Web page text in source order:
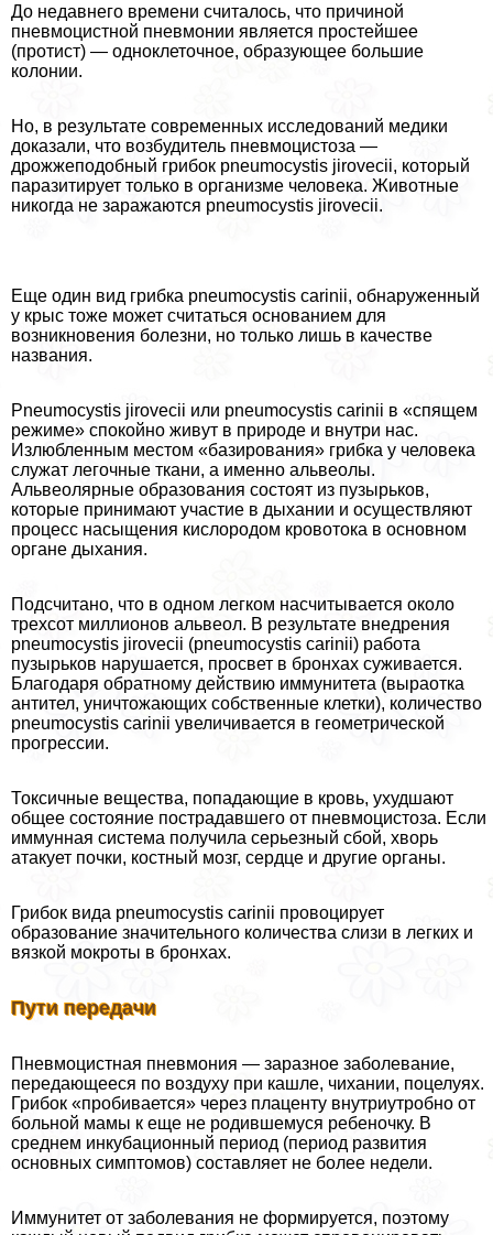
До недавнего времени считалось, что причиной
пневмоцистной пневмонии является простейшее
(протист) — одноклеточное, образующее большие
колонии.
Но, в результате современных исследований медики
доказали, что возбудитель пневмоцистоза —
дрожжеподобный грибок pneumocystis jirovecii, который
паразитирует только в организме человека. Животные
никогда не заражаются pneumocystis jirovecii.
Еще один вид грибка pneumocystis carinii, обнаруженный
у крыс тоже может считаться основанием для
возникновения болезни, но только лишь в качестве
названия.
Pneumocystis jirovecii или pneumocystis carinii в «спящем
режиме» спокойно живут в природе и внутри нас.
Излюбленным местом «базирования» грибка у человека
служат легочные ткани, а именно альвеолы.
Альвеолярные образования состоят из пузырьков,
которые принимают участие в дыхании и осуществляют
процесс насыщения кислородом кровотока в основном
органе дыхания.
Подсчитано, что в одном легком насчитывается около
трехсот миллионов альвеол. В результате внедрения
pneumocystis jirovecii (pneumocystis carinii) работа
пузырьков нарушается, просвет в бронхах суживается.
Благодаря обратному действию иммунитета (выраотка
антител, уничтожающих собственные клетки), количество
pneumocystis carinii увеличивается в геометрической
прогрессии.
Токсичные вещества, попадающие в кровь, ухудшают
общее состояние пострадавшего от пневмоцистоза. Если
иммунная система получила серьезный сбой, хворь
атакует почки, костный мозг, сердце и другие органы.
Грибок вида pneumocystis carinii провоцирует
образование значительного количества слизи в легких и
вязкой мокроты в бронхах.
Пути передачи
Пневмоцистная пневмония — заразное заболевание,
передающееся по воздуху при кашле, чихании, поцелуях.
Грибок «пробивается» через плаценту внутриутробно от
больной мамы к еще не родившемуся ребеночку. В
среднем инкубационный период (период развития
основных симптомов) составляет не более недели.
Иммунитет от заболевания не формируется, поэтому